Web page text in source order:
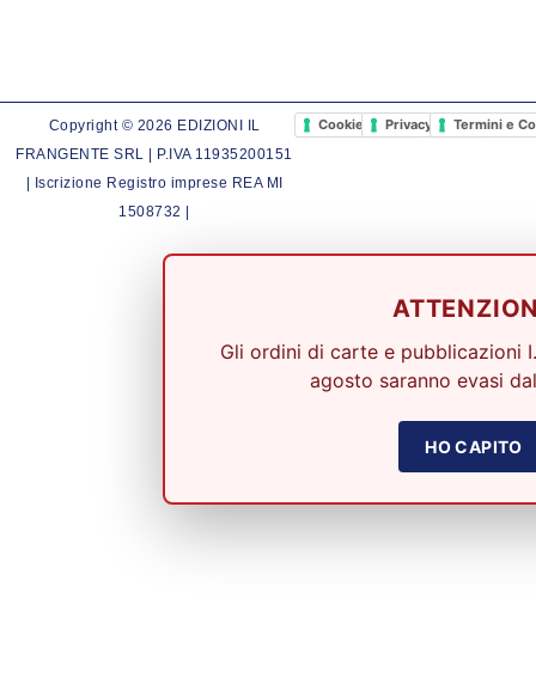
Copyright © 2026 EDIZIONI IL
FRANGENTE SRL | P.IVA 11935200151
| Iscrizione Registro imprese REA MI
1508732 |
Cookie PolicyPrivacy PolicyTermini e
Gli ordini di carte e pubblicazioni
agosto saranno evasi
HO CAPITO